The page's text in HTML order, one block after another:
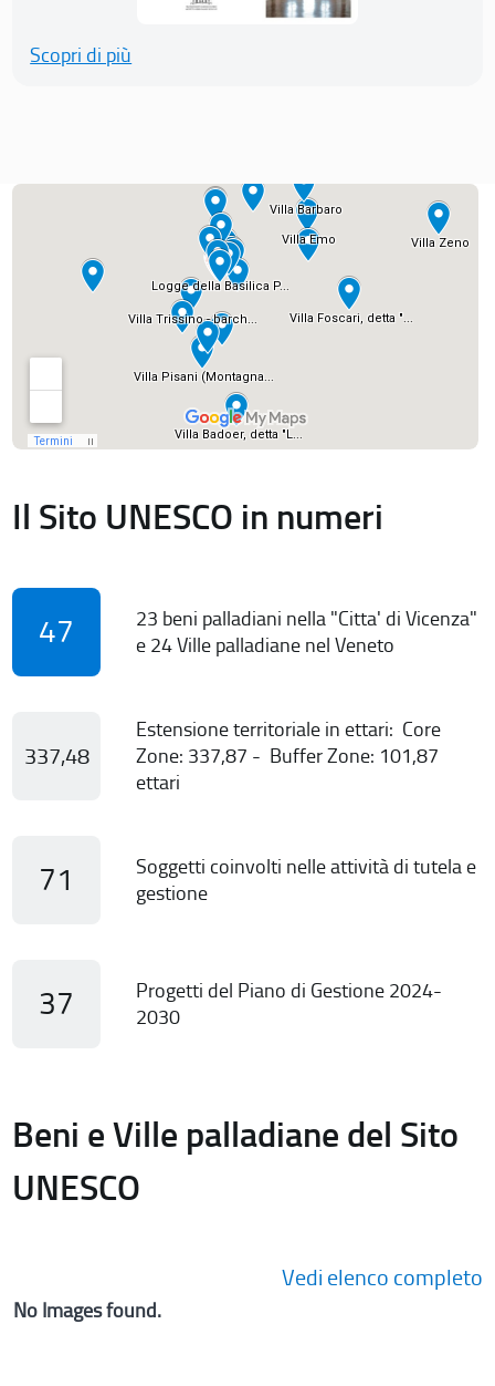
Scopri di più
Il Sito UNESCO in numeri
47
23 beni palladiani nella "Citta' di Vicenza"
e 24 Ville palladiane nel Veneto
337,48
Estensione territoriale in ettari: Core
Zone: 337,87 - Buffer Zone: 101,87
ettari
71
Soggetti coinvolti nelle attività di tutela e
gestione
37
Progetti del Piano di Gestione 2024-
2030
Beni e Ville palladiane del Sito
UNESCO
Vedi elenco completo
No Images found.